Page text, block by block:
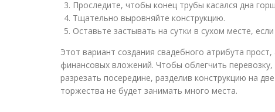
Проследите, чтобы конец трубы касался дна
Тщательно выровняйте конструкцию.
Оставьте застывать на сутки в сухом месте,
Этот вариант создания свадебного атрибута
финансовых вложений. Чтобы облегчить
разрезать посередине, разделив конструкцию на
торжества не будет занимать много места.